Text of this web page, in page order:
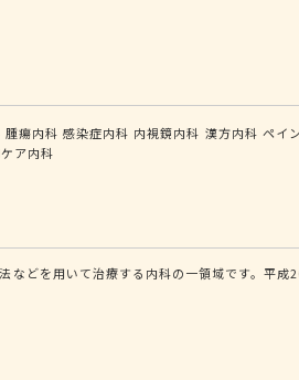
腫瘍内科 感染症内科 内視鏡内科 漢方内科 ペイ
ア内科
どを用いて治療する内科の一領域です。平成